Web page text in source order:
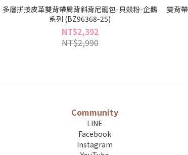
多層拼接皮革雙背帶肩背斜背尼龍包-貝殼粉-企鵝
系列 (BZ96368-25)
NT$2,392
NT$2,990
雙背
Community
LINE
Facebook
Instagram